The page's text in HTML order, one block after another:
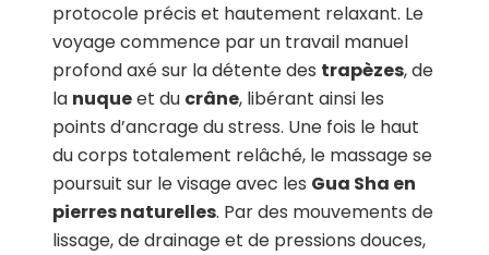
protocole précis et hautement relaxant. Le
voyage commence par un travail manuel
profond axé sur la détente des trapèzes, de
la nuqueet du crâne, libérant ainsi les
points d’ancrage du stress. Une fois le haut
du corps totalement relâché, le massage se
poursuit sur le visage avec les Gua Sha en
pierres naturelles. Par des mouvements de
lissage, de drainage et de pressions douces,